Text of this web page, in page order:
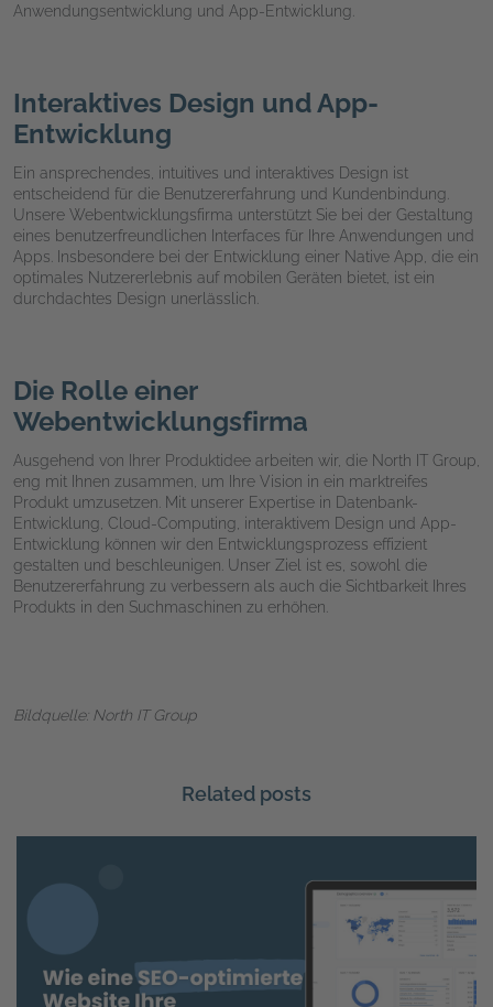
Anwendungsentwicklung und App-Entwicklung.
Interaktives Design und App-
Entwicklung
Ein ansprechendes, intuitives und interaktives Design ist
entscheidend für die Benutzererfahrung und Kundenbindung.
Unsere Webentwicklungsfirma unterstützt Sie bei der Gestaltung
eines benutzerfreundlichen Interfaces für Ihre Anwendungen und
Apps. Insbesondere bei der Entwicklung einer Native App, die ein
optimales Nutzererlebnis auf mobilen Geräten bietet, ist ein
durchdachtes Design unerlässlich.
Die Rolle einer
Webentwicklungsfirma
Ausgehend von Ihrer Produktidee arbeiten wir, die North IT Group,
eng mit Ihnen zusammen, um Ihre Vision in ein marktreifes
Produkt umzusetzen. Mit unserer Expertise in Datenbank-
Entwicklung, Cloud-Computing, interaktivem Design und App-
Entwicklung können wir den Entwicklungsprozess effizient
gestalten und beschleunigen. Unser Ziel ist es, sowohl die
Benutzererfahrung zu verbessern als auch die Sichtbarkeit Ihres
Produkts in den Suchmaschinen zu erhöhen.
Bildquelle: North IT Group
Related posts